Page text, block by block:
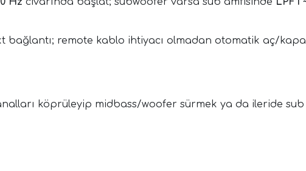
bağlantı; remote kablo ihtiyacı olmadan otomatik aç/kapat
köprüleyip midbass/woofer sürmek ya da ileride